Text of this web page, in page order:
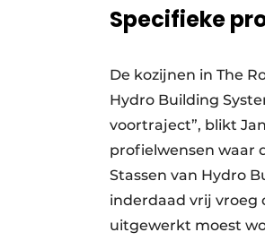
Specifieke
De kozijnen in The
Hydro Building
voortraject”, blikt
profielwensen waar
Stassen van Hydro
inderdaad vrij vroeg
uitgewerkt moest